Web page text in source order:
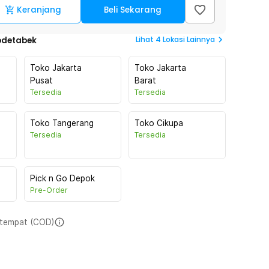
Keranjang Beli Sekarang
Lihat 4 Lokasi Lainnya
Toko Jakarta
Pusat
Tersedia
Toko Jakarta
Barat
Tersedia
Toko Tangerang
Tersedia
Toko Cikupa
Tersedia
Pick n Go Depok
Pre-Order
(COD)